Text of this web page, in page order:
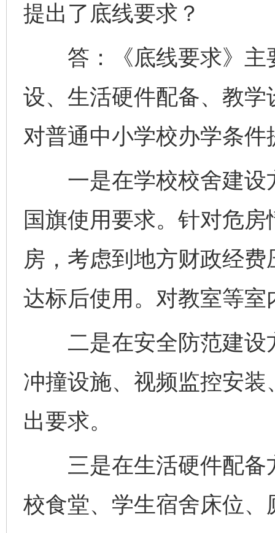
提出了底线要求？
答：《底线要求》主
设、生活硬件配备、教
对普通中小学校办学条
一是在学校校舍建设
国旗使用要求。针对危
房，考虑到地方财政经
达标后使用。对教室等
二是在安全防范建设
冲撞设施、视频监控安
出要求。
三是在生活硬件配备
校食堂、学生宿舍床位